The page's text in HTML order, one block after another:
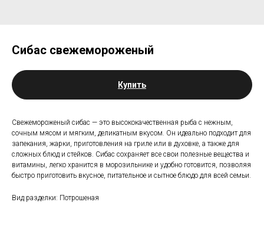
Сибас свежемороженый
Купить
Свежемороженый сибас — это высококачественная рыба с нежным,
сочным мясом и мягким, деликатным вкусом. Он идеально подходит для
запекания, жарки, приготовления на гриле или в духовке, а также для
сложных блюд и стейков. Сибас сохраняет все свои полезные вещества и
витамины, легко хранится в морозильнике и удобно готовится, позволяя
быстро приготовить вкусное, питательное и сытное блюдо для всей семьи.
Вид разделки: Потрошеная